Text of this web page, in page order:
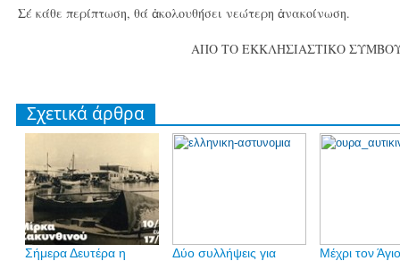
Σέ κάθε περίπτωση, θά ἀκολουθήσει νεώτερη ἀνακοίνωση.
ΑΠΟ ΤΟ ΕΚΚΛΗΣΙΑΣΤΙΚΟ
Σχετικά άρθρα
Σήμερα Δευτέρα η
Δύο συλλήψεις για
Mέχρι τον